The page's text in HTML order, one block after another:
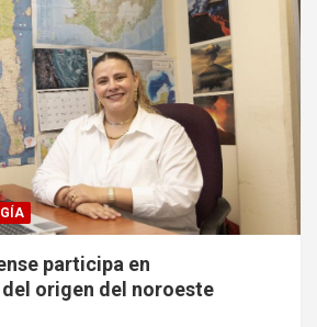
participa en
origen del noroeste